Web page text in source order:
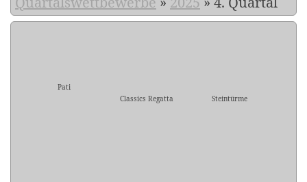
Pati
Classics Regatta
Steintürme